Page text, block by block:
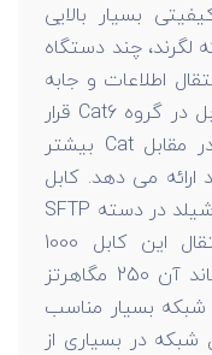
بسیار بالایی
چند دستگاه
اطلاعات و جابه
جایی آن ها را بر عهده دارد. این کابل در گروه Cat6 قرار
دارد. هرچه عداد قرار گرفته شده در مقابل Cat بیشتر
ارائه می دهد. کابل
از نظر نوع شیلد در دسته SFTP
قرار می گیرد. حداکثر سرعت انتقال این کابل 1000
مگابیت در ثانیه و حداکثر پهنای باند آن 250 مگاهرتز
شبکه بسیار مناسب
شبکه در بسیاری از